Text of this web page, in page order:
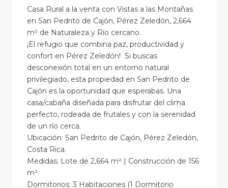
Casa Rural a la venta con Vistas a las Montañas
en San Pedrito de Cajón, Pérez Zeledón, 2,664
m² de Naturaleza y Río cercano.
¡El refugio que combina paz, productividad y
confort en Pérez Zeledón! Si buscas
desconexión total en un entorno natural
privilegiado, esta propiedad en San Pedrito de
Cajón es la oportunidad que esperabas. Una
casa/cabaña diseñada para disfrutar del clima
perfecto, rodeada de frutales y con la serenidad
de un río cerca.
Ubicación: San Pedrito de Cajón, Pérez Zeledón,
Costa Rica.
Medidas: Lote de 2,664 m² | Construcción de 156
m².
Dormitorios: 3 Habitaciones (1 Dormitorio